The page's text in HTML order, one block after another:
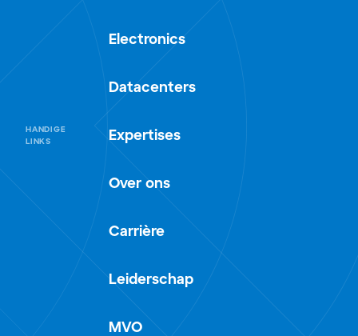
Electronics
Datacenters
HANDIGE
LINKS
Expertises
Over ons
Carrière
Leiderschap
MVO